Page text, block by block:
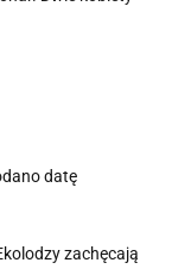
datę
zachęcają